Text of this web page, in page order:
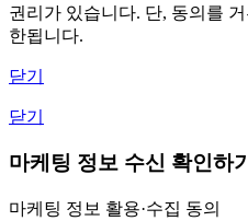
권리가 있습니다. 단, 동의를
한됩니다.
닫기
닫기
마케팅 정보 수신 확인하기
마케팅 정보 활용·수집 동의